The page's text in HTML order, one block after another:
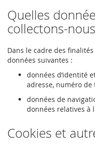
Quelles
collectons-
Dans le cadre des
données suivantes :
données d’identité
adresse, numéro de
données de
données relatives à
Cookies et